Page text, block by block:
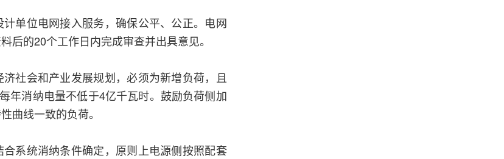
单位电网接入服务，确保公平、公正。电网
后的20个工作日内完成审查并出具意见。
社会和产业发展规划，必须为新增负荷，且
年消纳电量不低于4亿千瓦时。鼓励负荷侧加
曲线一致的负荷。
系统消纳条件确定，原则上电源侧按照配套